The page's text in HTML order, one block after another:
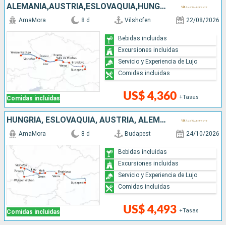
ALEMANIA,AUSTRIA,ESLOVAQUIA,HUNGRÍA
Comidas incluidas
AmaMora 8 d Vilshofen 22/08/2026
US$ 4,360 +Tasas
Bebidas incluidas
Excursiones incluidas
Servicio y Experiencia de Lujo
Comidas incluidas
HUNGRÍA, ESLOVAQUIA, AUSTRIA, ALEMANIA
Comidas incluidas
AmaMora 8 d Budapest 24/10/2026
US$ 4,493 +Tasas
Bebidas incluidas
Excursiones incluidas
Servicio y Experiencia de Lujo
Comidas incluidas